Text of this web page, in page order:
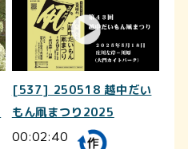
[537] 250518 越中だい
もん凧まつり2025
00:02:40